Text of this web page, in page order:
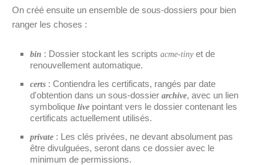
On créé ensuite un ensemble de sous-dossiers pour bien
ranger les choses :
bin : Dossier stockant les scripts acme-tiny et de
renouvellement automatique.
certs : Contiendra les certificats, rangés par date
d'obtention dans un sous-dossier archive, avec un lien
symbolique live pointant vers le dossier contenant les
certificats actuellement utilisés.
private : Les clés privées, ne devant absolument pas
être divulguées, seront dans ce dossier avec le
minimum de permissions.